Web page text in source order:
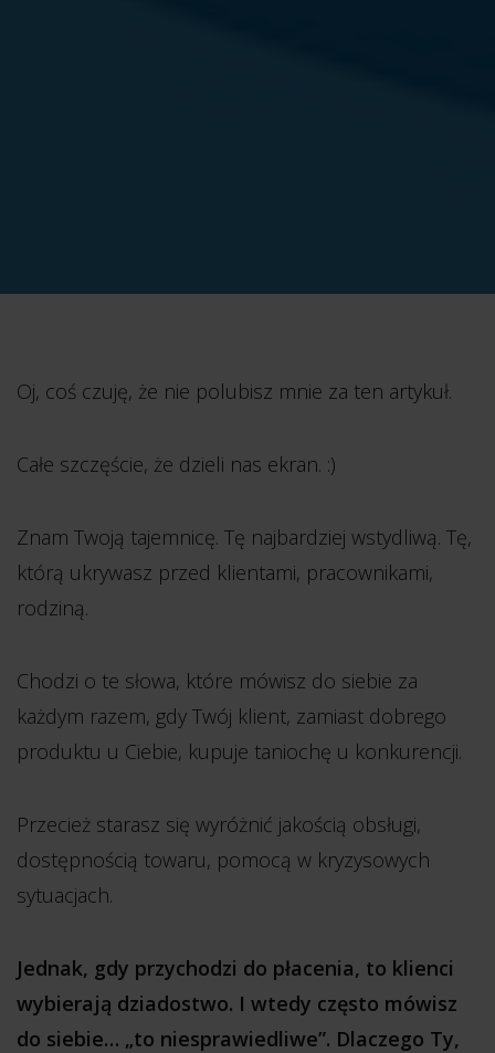
Oj, coś czuję, że nie polubisz mnie za ten artykuł.
Całe szczęście, że dzieli nas ekran. :)
Znam Twoją tajemnicę. Tę najbardziej wstydliwą. Tę,
którą ukrywasz przed klientami, pracownikami,
rodziną.
Chodzi o te słowa, które mówisz do siebie za
każdym razem, gdy Twój klient, zamiast dobrego
produktu u Ciebie, kupuje taniochę u konkurencji.
Przecież starasz się wyróżnić jakością obsługi,
dostępnością towaru, pomocą w kryzysowych
sytuacjach.
Jednak, gdy przychodzi do płacenia, to klienci
wybierają dziadostwo. I wtedy często mówisz
do siebie… „to niesprawiedliwe”. Dlaczego Ty,